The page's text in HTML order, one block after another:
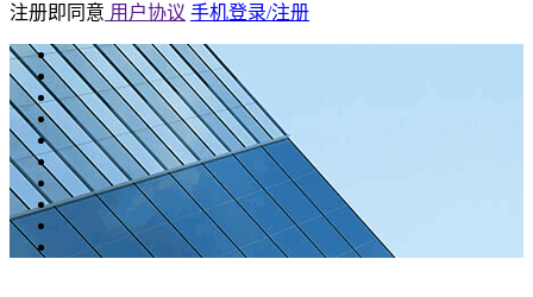
注册即同意 用户协议 手机登录/注册